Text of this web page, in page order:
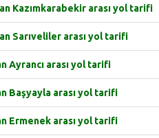
Kazımkarabekir arası yol tarifi
Sarıveliler arası yol tarifi
Ayrancı arası yol tarifi
Başyayla arası yol tarifi
Ermenek arası yol tarifi